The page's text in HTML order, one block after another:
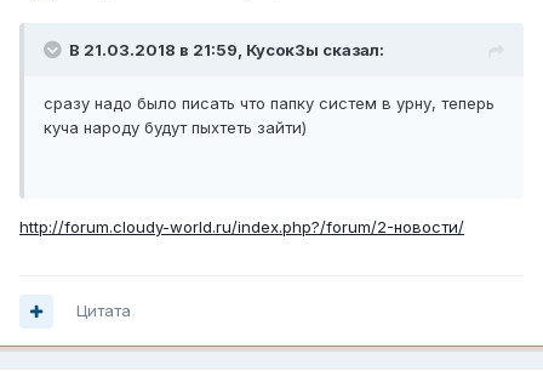
В 21.03.2018 в 21:59, КусокЗы сказал:
сразу надо было писать что папку систем в урну, теперь
куча народу будут пыхтеть зайти)
http://forum.cloudy-world.ru/index.php?/forum/2-новости/
Цитата